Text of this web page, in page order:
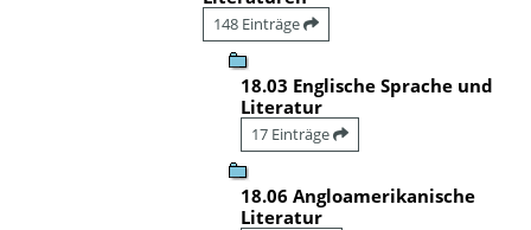
148 Einträge
18.03 Englische Sprache und
Literatur
17 Einträge
18.06 Angloamerikanische
Literatur